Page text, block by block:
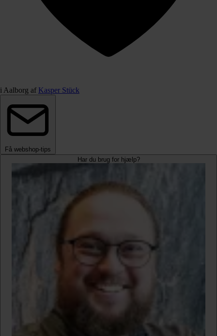
i Aalborg af Kasper Stück
Få webshop-tips
Har du brug for hjælp?